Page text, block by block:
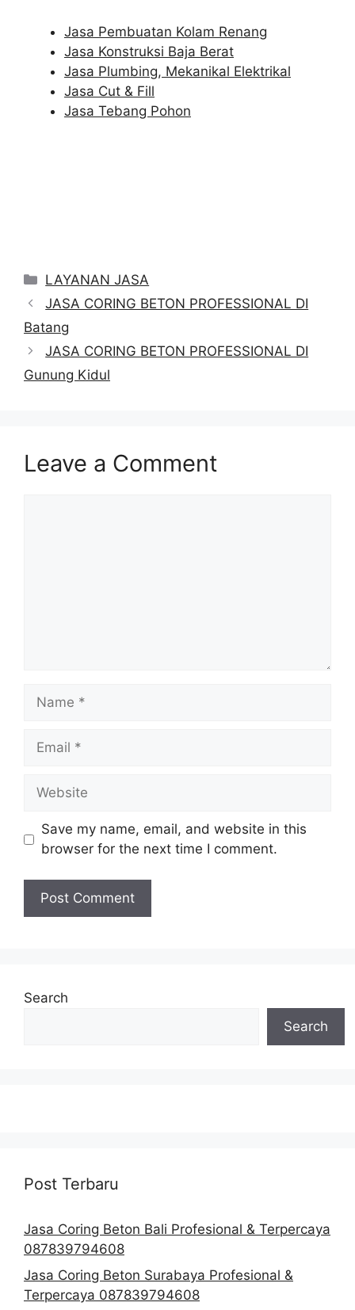
Jasa Pembuatan Kolam Renang
Jasa Konstruksi Baja Berat
Jasa Plumbing, Mekanikal Elektrikal
Jasa Cut & Fill
Jasa Tebang Pohon
Categories
LAYANAN JASA
JASA CORING BETON PROFESSIONAL DI
Batang
JASA CORING BETON PROFESSIONAL DI
Gunung Kidul
Leave a Comment
Name
Email
Website
Save my name, email, and website in this
browser for the next time I comment.
Search
Search
Post Terbaru
Jasa Coring Beton Bali Profesional & Terpercaya
087839794608
Jasa Coring Beton Surabaya Profesional &
Terpercaya 087839794608